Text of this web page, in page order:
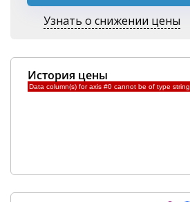
Узнать о снижении цены
История цены
Data column(s) for axis #0 cannot be of type string